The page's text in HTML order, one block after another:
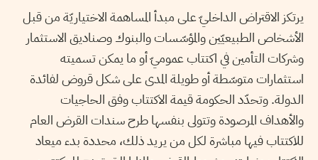
يرتكز الاقتراض الداخليّ على مبدأ المساهمة الاختياريّة من قبل
الأشخاص الطبيعيّين والمؤسّسات والبنوك وصناديق الاستثمار
وشركات التأمين في اكتتاب عموميّ أو ما يمكن تسميته
استثمارات متوسّطة أو طويلة المدى على شكل قروض لفائدة
الدولة. وتحدّد الحكومة قيمة الاكتتاب وفق الحاجيات
والأهداف المرصودة وتتولى بنفسها طرح سندات القرض العام
للاكتتاب فيها مباشرة لكل من يريد ذلك، محددة بدء ميعاد